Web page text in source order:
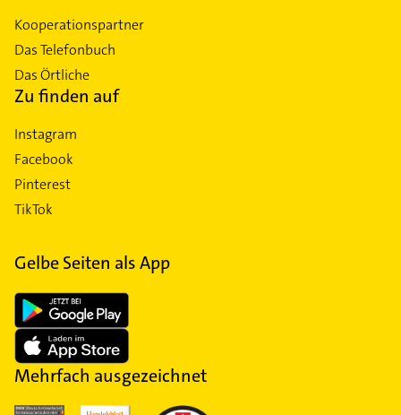
Kooperationspartner
Das Telefonbuch
Das Örtliche
Zu finden auf
Instagram
Facebook
Pinterest
TikTok
Gelbe Seiten als App
Mehrfach ausgezeichnet